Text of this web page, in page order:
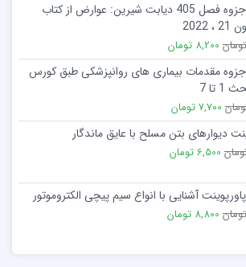
دانلود جزوه فصل 405 دیابت شیرین: عوارض از کتاب
8,200 تومان
جزوه مقدمات بیماری های روانپزشکی طبق کورس
تا 7
7,700 تومان
دیوارهای بتن مسلح با عایق ماندگار
6,500 تومان
آشنایی با انواع سیم پیچی الکتروموتور
8,800 تومان